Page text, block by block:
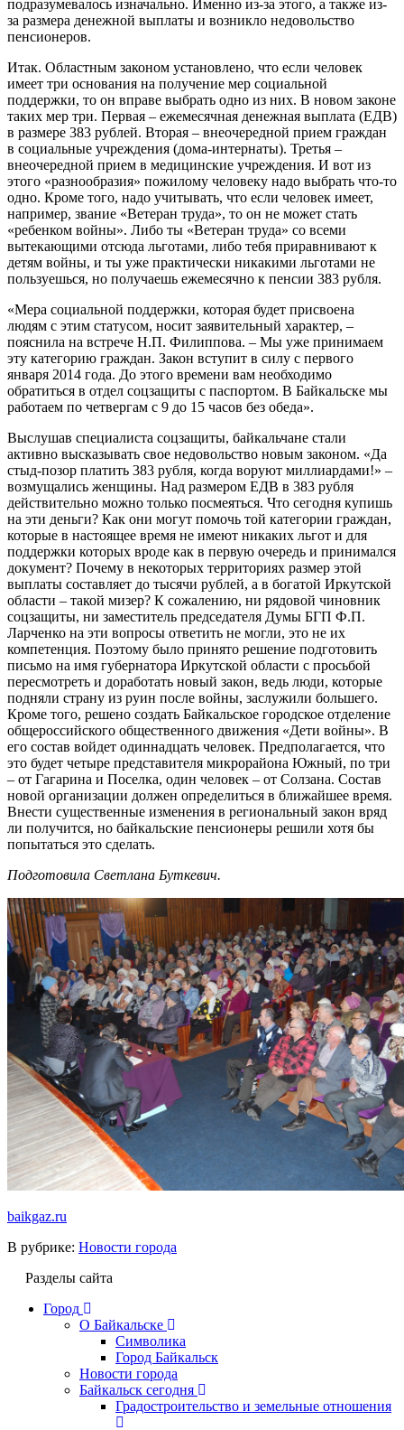
подразумевалось изначально. Именно из-за этого, а также из-
за размера денежной выплаты и возникло недовольство
пенсионеров.
Итак. Областным законом установлено, что если человек
имеет три основания на получение мер социальной
поддержки, то он вправе выбрать одно из них. В новом законе
таких мер три. Первая – ежемесячная денежная выплата (ЕДВ)
в размере 383 рублей. Вторая – внеочередной прием граждан
в социальные учреждения (дома-интернаты). Третья –
внеочередной прием в медицинские учреждения. И вот из
этого «разнообразия» пожилому человеку надо выбрать что-то
одно. Кроме того, надо учитывать, что если человек имеет,
например, звание «Ветеран труда», то он не может стать
«ребенком войны». Либо ты «Ветеран труда» со всеми
вытекающими отсюда льготами, либо тебя приравнивают к
детям войны, и ты уже практически никакими льготами не
пользуешься, но получаешь ежемесячно к пенсии 383 рубля.
«Мера социальной поддержки, которая будет присвоена
людям с этим статусом, носит заявительный характер, –
пояснила на встрече Н.П. Филиппова. – Мы уже принимаем
эту категорию граждан. Закон вступит в силу с первого
января 2014 года. До этого времени вам необходимо
обратиться в отдел соцзащиты с паспортом. В Байкальске мы
работаем по четвергам с 9 до 15 часов без обеда».
Выслушав специалиста соцзащиты, байкальчане стали
активно высказывать свое недовольство новым законом. «Да
стыд-позор платить 383 рубля, когда воруют миллиардами!» –
возмущались женщины. Над размером ЕДВ в 383 рубля
действительно можно только посмеяться. Что сегодня купишь
на эти деньги? Как они могут помочь той категории граждан,
которые в настоящее время не имеют никаких льгот и для
поддержки которых вроде как в первую очередь и принимался
документ? Почему в некоторых территориях размер этой
выплаты составляет до тысячи рублей, а в богатой Иркутской
области – такой мизер? К сожалению, ни рядовой чиновник
соцзащиты, ни заместитель председателя Думы БГП Ф.П.
Ларченко на эти вопросы ответить не могли, это не их
компетенция. Поэтому было принято решение подготовить
письмо на имя губернатора Иркутской области с просьбой
пересмотреть и доработать новый закон, ведь люди, которые
подняли страну из руин после войны, заслужили большего.
Кроме того, решено создать Байкальское городское отделение
общероссийского общественного движения «Дети войны». В
его состав войдет одиннадцать человек. Предполагается, что
это будет четыре представителя микрорайона Южный, по три
– от Гагарина и Поселка, один человек – от Солзана. Состав
новой организации должен определиться в ближайшее время.
Внести существенные изменения в региональный закон вряд
ли получится, но байкальские пенсионеры решили хотя бы
попытаться это сделать.
Подготовила Светлана Буткевич.
baikgaz.ru
В рубрике: Новости города
Разделы сайта
Город
О Байкальске
Символика
Город Байкальск
Новости города
Байкальск сегодня
Градостроительство и земельные отношения